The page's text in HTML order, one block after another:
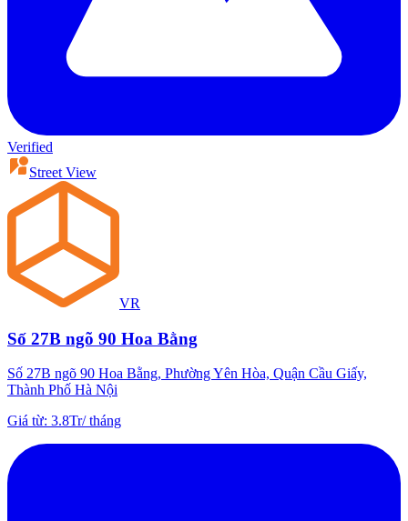
Verified
Street View
VR
Số 27B ngõ 90 Hoa Bằng
Số 27B ngõ 90 Hoa Bằng, Phường Yên Hòa, Quận Cầu Giấy,
Thành Phố Hà Nội
Giá từ: 3.8Tr/tháng